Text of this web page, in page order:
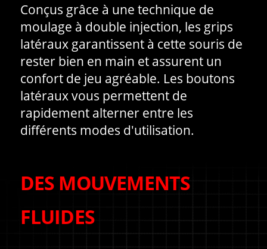
Conçus grâce à une technique de
moulage à double injection, les grips
latéraux garantissent à cette souris de
rester bien en main et assurent un
confort de jeu agréable. Les boutons
latéraux vous permettent de
rapidement alterner entre les
différents modes d'utilisation.
DES MOUVEMENTS
FLUIDES